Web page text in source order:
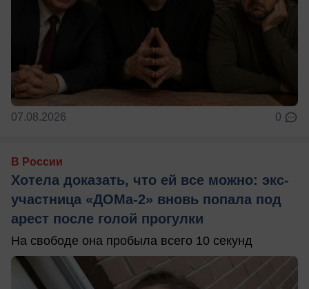
07.08.2026 0
В России
Хотела доказать, что ей все можно: экс-
участница «ДОМа-2» вновь попала под
арест после голой прогулки
На свободе она пробыла всего 10 секунд